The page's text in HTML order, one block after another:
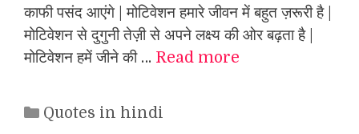
काफी पसंद आएंगे | मोटिवेशन हमारे जीवन में बहुत ज़रूरी है |
मोटिवेशन से दुगुनी तेज़ी से अपने लक्ष्य की ओर बढ़ता है |
मोटिवेशन हमें जीने की … Read more
Categories
Quotes in hindi